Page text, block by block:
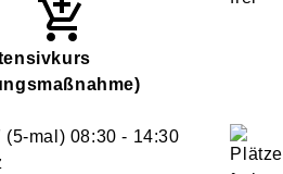
(5-mal) 08:30 - 14:30